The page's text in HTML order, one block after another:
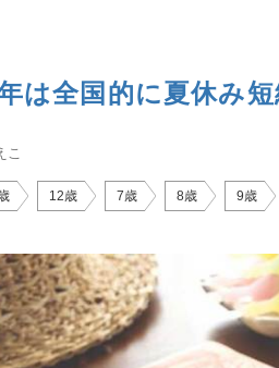
は全国的に夏休み
こ
12歳 7歳 8歳 9歳